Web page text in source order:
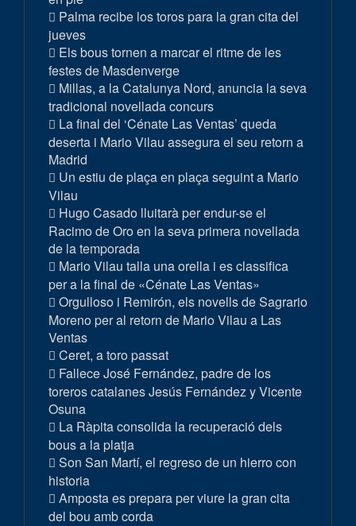
Palma recibe los toros para la gran cita del
jueves
Els bous tornen a marcar el ritme de les
festes de Masdenverge
Millas, a la Catalunya Nord, anuncia la seva
tradicional novellada concurs
La final del ‘Cénate Las Ventas’ queda
deserta i Mario Vilau assegura el seu retorn a
Madrid
Un estiu de plaça en plaça seguint a Mario
Vilau
Hugo Casado lluitarà per endur-se el
Racimo de Oro en la seva primera novellada
de la temporada
Mario Vilau talla una orella i es classifica
per a la final de «Cénate Las Ventas»
Orgulloso i Remirón, els novells de Sagrario
Moreno per al retorn de Mario Vilau a Las
Ventas
Ceret, a toro passat
Fallece José Fernández, padre de los
toreros catalanes Jesús Fernández y Vicente
Osuna
La Ràpita consolida la recuperació dels
bous a la platja
Son San Martí, el regreso de un hierro con
historia
Amposta es prepara per viure la gran cita
del bou amb corda